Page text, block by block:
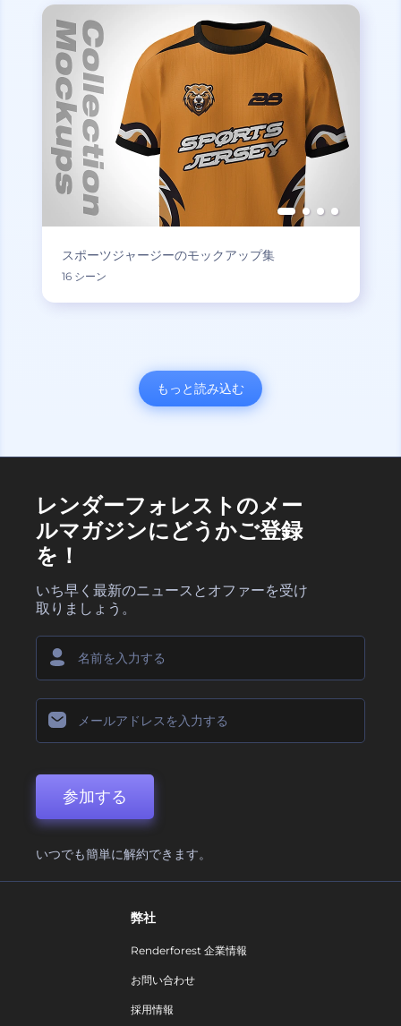
スポーツジャージーのモックアップ集
16 シーン
もっと読み込む
レンダーフォレストのメー
ルマガジンにどうかご登録
を！
いち早く最新のニュースとオファーを受け
取りましょう。
参加する
いつでも簡単に解約できます。
弊社
Renderforest 企業情報
お問い合わせ
採用情報